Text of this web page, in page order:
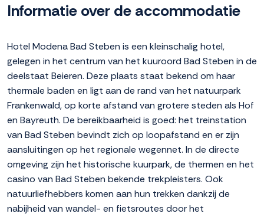
Informatie over de accommodatie
Hotel Modena Bad Steben is een kleinschalig hotel,
gelegen in het centrum van het kuuroord Bad Steben in de
deelstaat Beieren. Deze plaats staat bekend om haar
thermale baden en ligt aan de rand van het natuurpark
Frankenwald, op korte afstand van grotere steden als Hof
en Bayreuth. De bereikbaarheid is goed: het treinstation
van Bad Steben bevindt zich op loopafstand en er zijn
aansluitingen op het regionale wegennet. In de directe
omgeving zijn het historische kuurpark, de thermen en het
casino van Bad Steben bekende trekpleisters. Ook
natuurliefhebbers komen aan hun trekken dankzij de
nabijheid van wandel- en fietsroutes door het